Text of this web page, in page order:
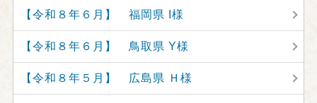
【令和８年６月】 福岡県 I様
【令和８年６月】 鳥取県 Y様
【令和８年５月】 広島県 Ｈ様